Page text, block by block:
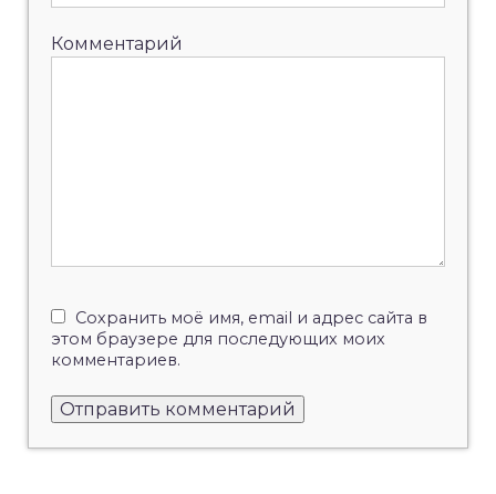
Комментарий
Сохранить моё имя, email и адрес сайта в
этом браузере для последующих моих
комментариев.